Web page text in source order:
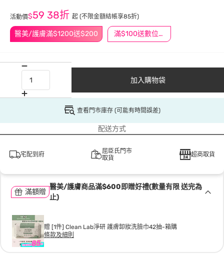
醫美/護膚滿$1200送$200 滿$100送數位印花
活動價$59 38折 起 (不限金額結帳享85折)
加入購物袋
查看門市庫存 (可能有時間誤差)
配送方式
宅配到府
屈臣氏門市
取貨
超商取貨
滿額贈
醫美/護膚商品滿$600即贈好禮(數量有限 送完為
止)
贈 [1件] Clean Lab淨研 護膚卸妝洗臉巾42抽-箱購
條款及細則